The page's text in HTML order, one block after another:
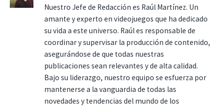
Nuestro Jefe de Redacción es Raúl Martínez. Un
amante y experto en videojuegos que ha dedicado
su vida a este universo. Raúl es responsable de
coordinar y supervisar la producción de contenido,
asegurándose de que todas nuestras
publicaciones sean relevantes y de alta calidad.
Bajo su liderazgo, nuestro equipo se esfuerza por
mantenerse a la vanguardia de todas las
novedades y tendencias del mundo de los